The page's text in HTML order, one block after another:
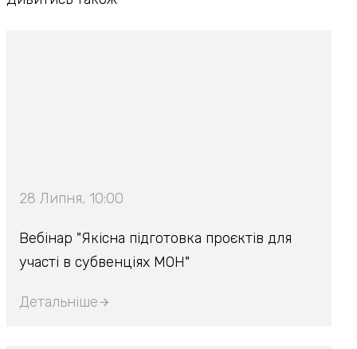
28 Липня, 10:00
Вебінар "Якісна підготовка проєктів для
участі в субвенціях МОН"
Детальніше